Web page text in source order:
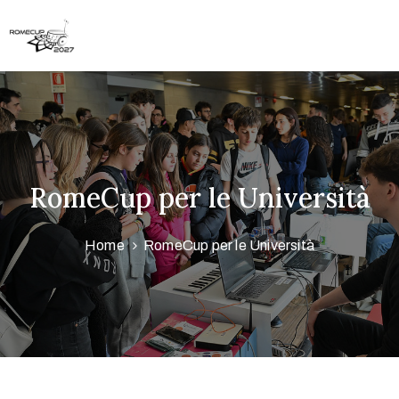
Home
Competizioni
Scuole
Università
Aziende
Media
Research
RomeCup per le Università
Home RomeCup per le Università